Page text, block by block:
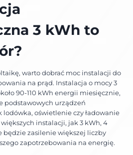
3 kWh to
warto dobrać moc instalacji do
na prąd. Instalacja o mocy 3
90-110 kWh energii miesięcznie,
podstawowych urządzeń
oświetlenie czy ładowanie
instalacji, jak 3 kWh, 4
będzie zasilenie większej liczby
zapotrzebowania na energię.